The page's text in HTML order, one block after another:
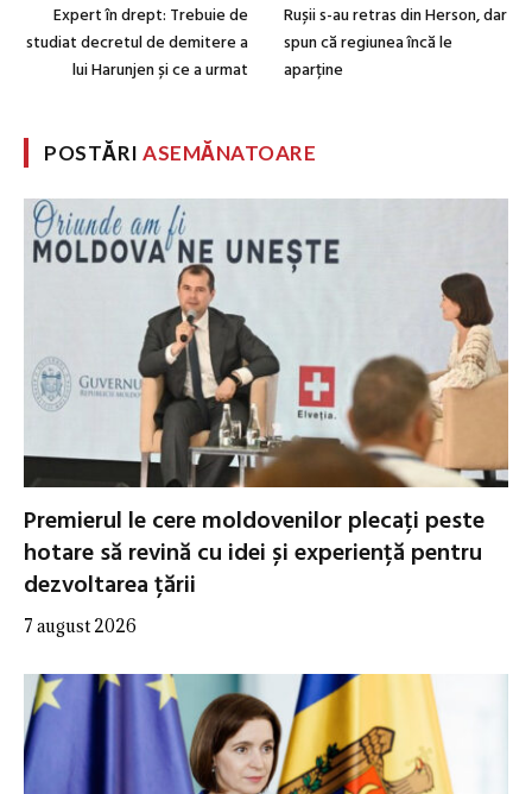
Expert în drept: Trebuie de
studiat decretul de demitere a
lui Harunjen și ce a urmat
Rușii s-au retras din Herson, dar
spun că regiunea încă le
aparține
POSTĂRIASEMĂNATOARE
Premierul le cere moldovenilor plecați peste
hotare să revină cu idei și experiență pentru
dezvoltarea țării
7 august 2026